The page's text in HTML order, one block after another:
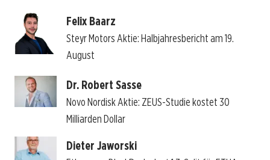
Felix Baarz
Steyr Motors Aktie: Halbjahresbericht am 19.
August
Dr. Robert Sasse
Novo Nordisk Aktie: ZEUS-Studie kostet 30
Milliarden Dollar
Dieter Jaworski